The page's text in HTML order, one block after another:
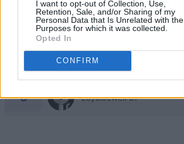
I want to opt-out of Collection, Use,
Retention, Sale, and/or Sharing of my
Personal Data that Is Unrelated with the
Purposes for which it was collected.
Opted In
CONFIRM
RelaxingPioneer577
5 LoyalJewel707